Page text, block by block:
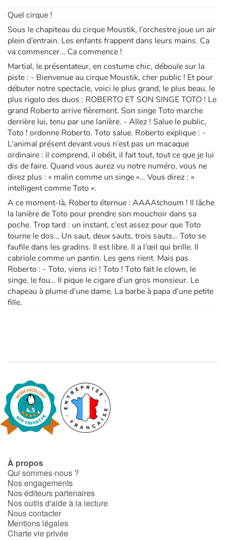
Apprendre les langues
Dyslexie, troubles de la lecture
Nos listes de lecture
Les plus lus
Coups de coeur
Quel cirque !
Sous le chapiteau du cirque Moustik, l’orchestre joue un air
plein d’entrain. Les enfants frappent dans leurs mains. Ca
va commencer… Ca commence !
Martial, le présentateur, en costume chic, déboule sur la
piste : - Bienvenue au cirque Moustik, cher public ! Et pour
débuter notre spectacle, voici le plus grand, le plus beau, le
plus rigolo des duos : ROBERTO ET SON SINGE TOTO ! Le
grand Roberto arrive fièrement. Son singe Toto marche
derrière lui, tenu par une lanière. - Allez ! Salue le public,
Toto ! ordonne Roberto. Toto salue. Roberto explique : -
L’animal présent devant vous n’est pas un macaque
ordinaire : il comprend, il obéit, il fait tout, tout ce que je lui
dis de faire. Quand vous aurez vu notre numéro, vous ne
direz plus : « malin comme un singe »… Vous direz : «
intelligent comme Toto ».
A ce moment-là, Roberto éternue : AAAAtchoum ! Il lâche
la lanière de Toto pour prendre son mouchoir dans sa
poche. Trop tard : un instant, c’est assez pour que Toto
tourne le dos… Un saut, deux sauts, trois sauts… Toto se
faufile dans les gradins. Il est libre. Il a l’œil qui brille. Il
cabriole comme un pantin. Les gens rient. Mais pas
Roberto : - Toto, viens ici ! Toto ! Toto fait le clown, le
singe, le fou… Il pique le cigare d’un gros monsieur. Le
chapeau à plume d’une dame. La barbe à papa d’une petite
fille.
À propos
Qui sommes-nous ?
Nos engagements
Nos éditeurs partenaires
Nos outils d'aide à la lecture
Nous contacter
Mentions légales
Charte vie privée